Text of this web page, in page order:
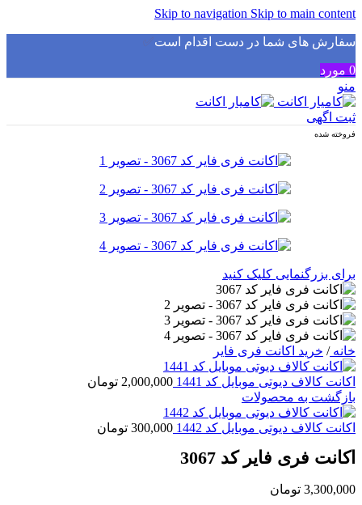
Skip to navigation Skip to main content
سفارش های شما در دست اقدام است✅
0 مورد
منو
ثبت اگهی
فروخته شده
برای بزرگنمایی کلیک کنید
خانه/ خرید اکانت فری فایر
اکانت کالاف دیوتی موبایل کد 1441 2,000,000 تومان
بازگشت به محصولات
اکانت کالاف دیوتی موبایل کد 1442 300,000 تومان
اکانت فری فایر کد 3067
3,300,000 تومان